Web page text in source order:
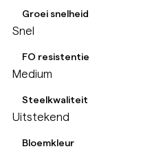
Groei snelheid
Snel
FO resistentie
Medium
Steelkwaliteit
Uitstekend
Bloemkleur